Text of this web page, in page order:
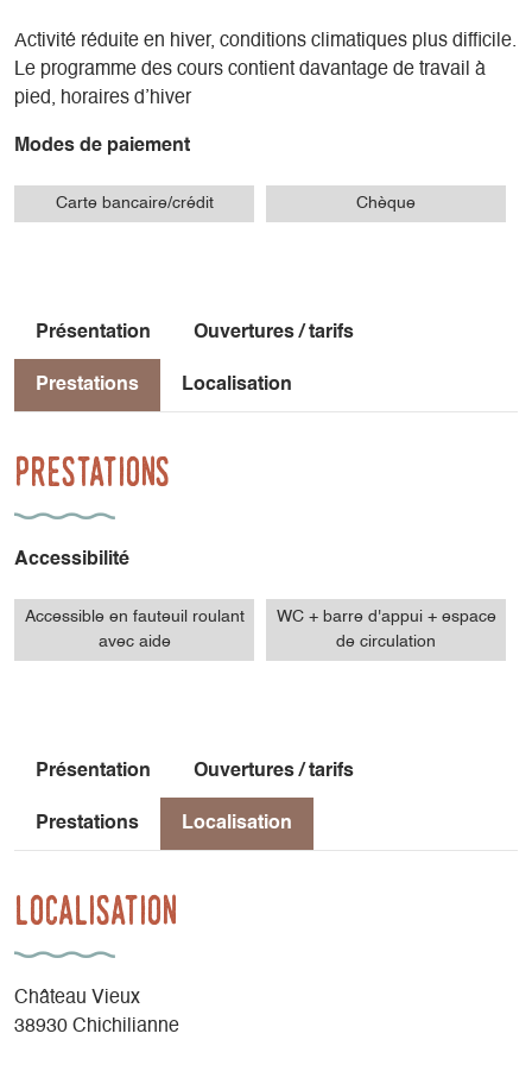
Activité réduite en hiver, conditions climatiques plus difficile.
Le programme des cours contient davantage de travail à
pied, horaires d’hiver
Modes de paiement
Carte bancaire/crédit Chèque
Présentation Ouvertures / tarifs
Prestations Localisation
Prestations
Accessibilité
Accessible en fauteuil roulant
avec aide
WC + barre d'appui + espace
de circulation
Présentation Ouvertures / tarifs
Prestations Localisation
Localisation
Château Vieux
38930 Chichilianne